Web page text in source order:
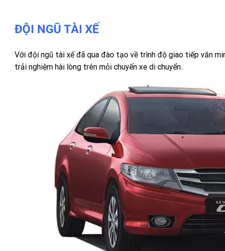
ĐỘI NGŨ TÀI XẾ
Với đội ngũ tài xế đã qua đào tạo về trình độ giao tiếp văn
trải nghiệm hài lòng trên mỏi chuyến xe di chuyển..